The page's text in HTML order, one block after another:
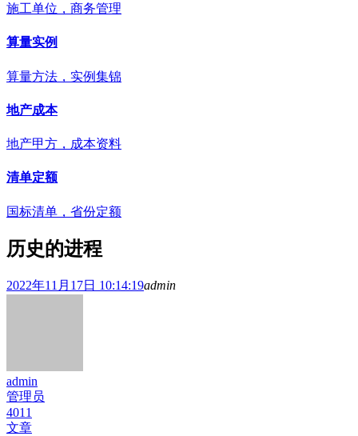
施工单位，商务管理
算量实例
算量方法，实例集锦
地产成本
地产甲方，成本资料
清单定额
国标清单，省份定额
历史的进程
2022年11月17日 10:14:19admin
admin
管理员
4011
文章